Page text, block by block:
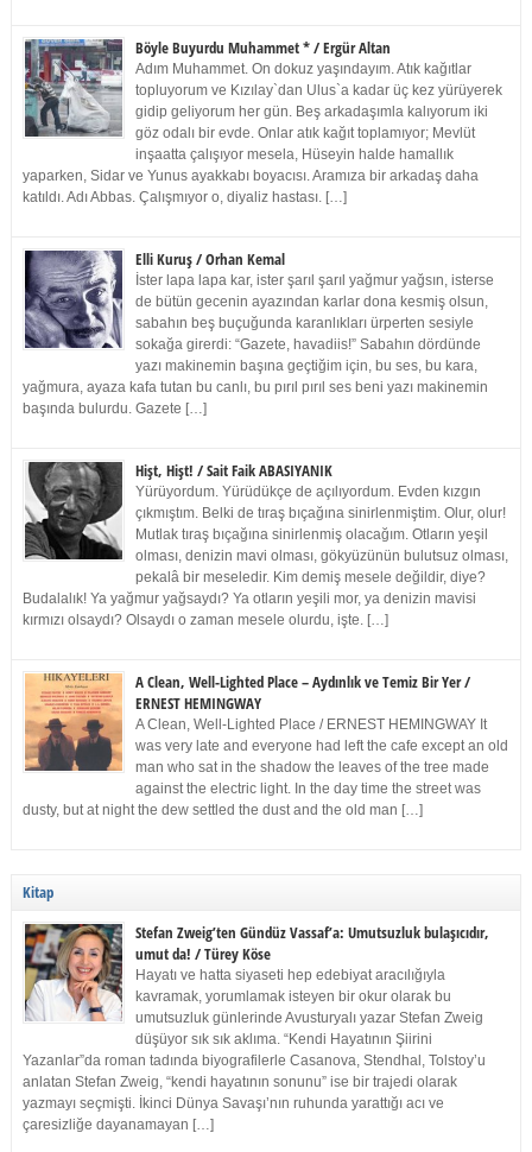
Böyle Buyurdu Muhammet * / Ergür Altan
Adım Muhammet. On dokuz yaşındayım. Atık kağıtlar
topluyorum ve Kızılay`dan Ulus`a kadar üç kez yürüyerek
gidip geliyorum her gün. Beş arkadaşımla kalıyorum iki
göz odalı bir evde. Onlar atık kağıt toplamıyor; Mevlüt
inşaatta çalışıyor mesela, Hüseyin halde hamallık
yaparken, Sidar ve Yunus ayakkabı boyacısı. Aramıza bir arkadaş daha
katıldı. Adı Abbas. Çalışmıyor o, diyaliz hastası. […]
Elli Kuruş / Orhan Kemal
İster lapa lapa kar, ister şarıl şarıl yağmur yağsın, isterse
de bütün gecenin ayazından karlar dona kesmiş olsun,
sabahın beş buçuğunda karanlıkları ürperten sesiyle
sokağa girerdi: “Gazete, havadiis!” Sabahın dördünde
yazı makinemin başına geçtiğim için, bu ses, bu kara,
yağmura, ayaza kafa tutan bu canlı, bu pırıl pırıl ses beni yazı makinemin
başında bulurdu. Gazete […]
Hişt, Hişt! / Sait Faik ABASIYANIK
Yürüyordum. Yürüdükçe de açılıyordum. Evden kızgın
çıkmıştım. Belki de tıraş bıçağına sinirlenmiştim. Olur, olur!
Mutlak tıraş bıçağına sinirlenmiş olacağım. Otların yeşil
olması, denizin mavi olması, gökyüzünün bulutsuz olması,
pekalâ bir meseledir. Kim demiş mesele değildir, diye?
Budalalık! Ya yağmur yağsaydı? Ya otların yeşili mor, ya denizin mavisi
kırmızı olsaydı? Olsaydı o zaman mesele olurdu, işte. […]
A Clean, Well-Lighted Place – Aydınlık ve Temiz Bir Yer /
ERNEST HEMINGWAY
A Clean, Well-Lighted Place / ERNEST HEMINGWAY It
was very late and everyone had left the cafe except an old
man who sat in the shadow the leaves of the tree made
against the electric light. In the day time the street was
dusty, but at night the dew settled the dust and the old man […]
Kitap
Stefan Zweig’ten Gündüz Vassaf’a: Umutsuzluk bulaşıcıdır,
umut da! / Türey Köse
Hayatı ve hatta siyaseti hep edebiyat aracılığıyla
kavramak, yorumlamak isteyen bir okur olarak bu
umutsuzluk günlerinde Avusturyalı yazar Stefan Zweig
düşüyor sık sık aklıma. “Kendi Hayatının Şiirini
Yazanlar”da roman tadında biyografilerle Casanova, Stendhal, Tolstoy’u
anlatan Stefan Zweig, “kendi hayatının sonunu” ise bir trajedi olarak
yazmayı seçmişti. İkinci Dünya Savaşı’nın ruhunda yarattığı acı ve
çaresizliğe dayanamayan […]